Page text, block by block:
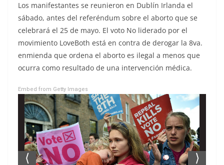
Los manifestantes se reunieron en Dublín Irlanda el
sábado, antes del referéndum sobre el aborto que se
celebrará el 25 de mayo. El voto No liderado por el
movimiento LoveBoth está en contra de derogar la 8va.
enmienda que ordena el aborto es ilegal a menos que
ocurra como resultado de una intervención médica.
Embed from Getty Images